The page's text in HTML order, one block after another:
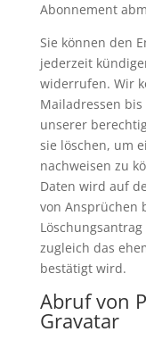
Abonnement
Sie können den
jederzeit
widerrufen. Wir
Mailadressen
unserer
sie löschen, um
nachweisen zu
Daten wird auf
von Ansprüchen
zugleich das
bestätigt wird.
Abruf von
Gravatar